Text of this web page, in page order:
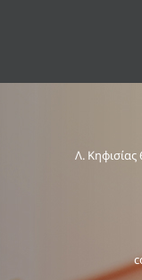
Λ.